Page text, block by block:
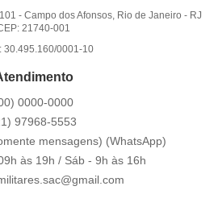
-Campo dos Afonsos, Rio de Janeiro - RJ
21740-001
30.495.160/0001-10
0000-0000
97968-5553
mensagens) (WhatsApp)
às 19h / Sáb - 9h às 16h